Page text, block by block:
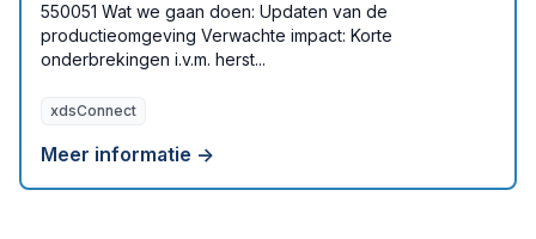
550051 Wat we gaan doen: Updaten van de
productieomgeving Verwachte impact: Korte
onderbrekingen i.v.m. herst...
xdsConnect
Meer informatie →